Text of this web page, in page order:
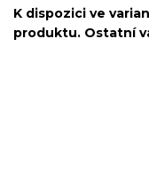
K dispozici ve
produktu. Ostatní